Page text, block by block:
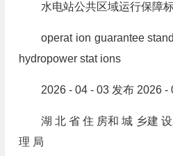
水电站公共区域运行保障
operat ion guarantee
hydropower stat ions
2026 - 04 - 03 发布 2026 -
湖 北 省 住 房和 城 乡建
理 局